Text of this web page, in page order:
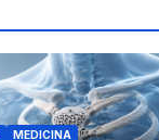
MEDICINA